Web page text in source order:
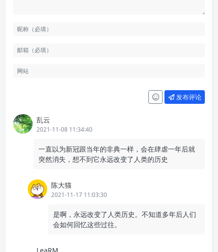
发布评论
乱云
2021-11-08 11:34:40
一直以为新冠跟当年的非典一样，会在肆虐一年后就
突然消失，想不到它永远改变了人类的历史
陈大猫
2021-11-17 11:03:30
是啊，永远改变了人类历史。不知道多年后人们
会如何回忆这些过往。